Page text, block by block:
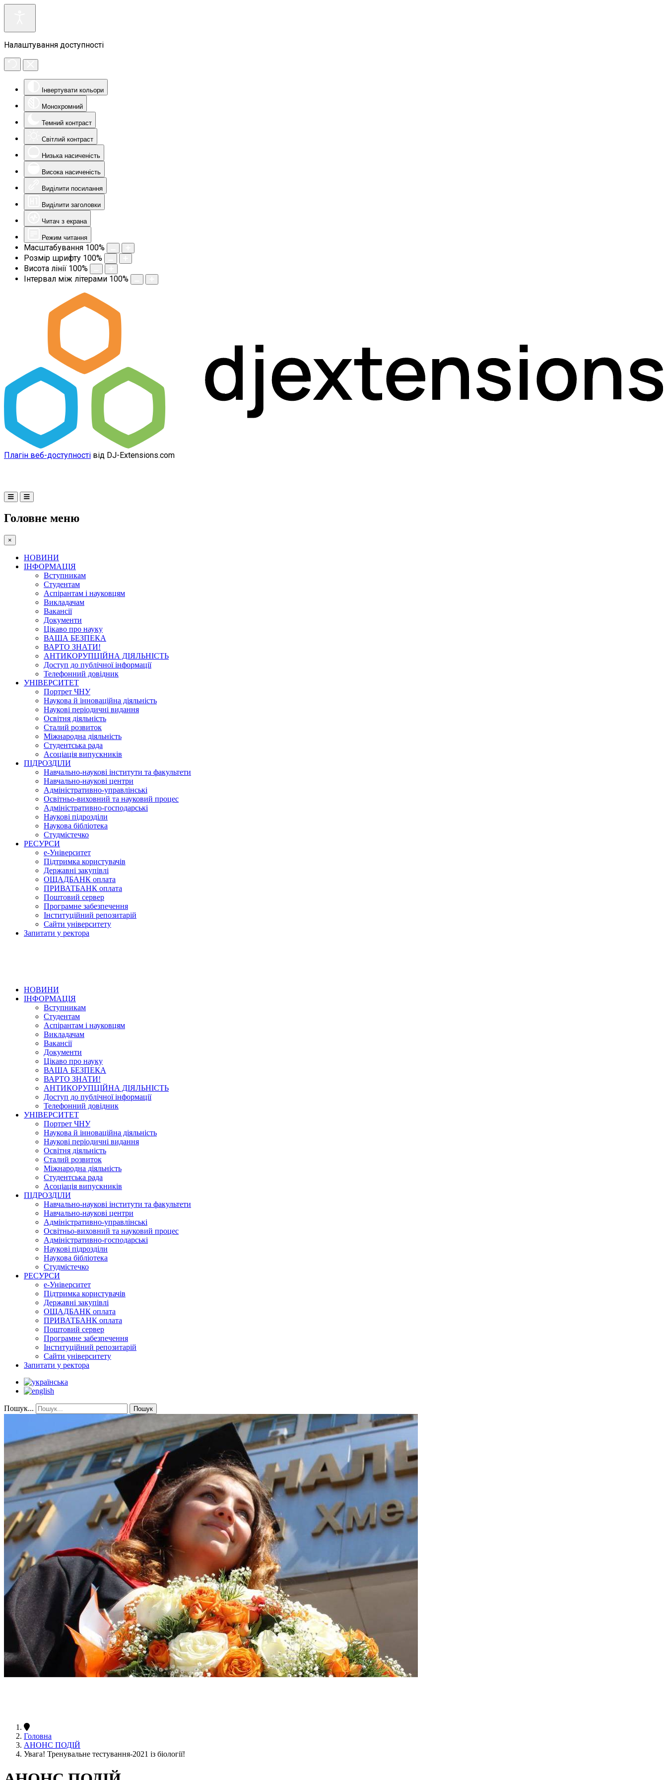
Налаштування доступності
Інвертувати кольори
Монохромний
Темний контраст
Світлий контраст
Низька насиченість
Висока насиченість
Виділити посилання
Виділити заголовки
Читач з екрана
Режим читання
Масштабування 100%
Розмір шрифту 100%
Висота лінії 100%
Інтервал між літерами 100%
Плагін веб-доступності від DJ-Extensions.com
Головне меню
×
НОВИНИ
ІНФОРМАЦІЯ
Вступникам
Студентам
Аспірантам і науковцям
Викладачам
Вакансії
Документи
Цікаво про науку
ВАША БЕЗПЕКА
ВАРТО ЗНАТИ!
АНТИКОРУПЦІЙНА ДІЯЛЬНІСТЬ
Доступ до публічної інформації
Телефонний довідник
УНІВЕРСИТЕТ
Портрет ЧНУ
Наукова й інноваційна діяльність
Наукові періодичні видання
Освітня діяльність
Сталий розвиток
Міжнародна діяльність
Студентська рада
Асоціація випускників
ПІДРОЗДІЛИ
Навчально-наукові інститути та факультети
Навчально-наукові центри
Адміністративно-управлінські
Освітньо-виховний та науковий процес
Адміністративно-господарські
Наукові підрозділи
Наукова бібліотека
Студмістечко
РЕСУРСИ
е-Університет
Підтримка користувачів
Державні закупівлі
ОЩАДБАНК оплата
ПРИВАТБАНК оплата
Поштовий сервер
Програмне забезпечення
Інституційний репозитарій
Сайти університету
Запитати у ректора
НОВИНИ
ІНФОРМАЦІЯ
Вступникам
Студентам
Аспірантам і науковцям
Викладачам
Вакансії
Документи
Цікаво про науку
ВАША БЕЗПЕКА
ВАРТО ЗНАТИ!
АНТИКОРУПЦІЙНА ДІЯЛЬНІСТЬ
Доступ до публічної інформації
Телефонний довідник
УНІВЕРСИТЕТ
Портрет ЧНУ
Наукова й інноваційна діяльність
Наукові періодичні видання
Освітня діяльність
Сталий розвиток
Міжнародна діяльність
Студентська рада
Асоціація випускників
ПІДРОЗДІЛИ
Навчально-наукові інститути та факультети
Навчально-наукові центри
Адміністративно-управлінські
Освітньо-виховний та науковий процес
Адміністративно-господарські
Наукові підрозділи
Наукова бібліотека
Студмістечко
РЕСУРСИ
е-Університет
Підтримка користувачів
Державні закупівлі
ОЩАДБАНК оплата
ПРИВАТБАНК оплата
Поштовий сервер
Програмне забезпечення
Інституційний репозитарій
Сайти університету
Запитати у ректора
Пошук... Пошук
Головна
АНОНС ПОДІЙ
Увага! Тренувальне тестування-2021 із біології!